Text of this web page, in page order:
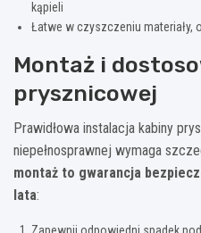
kąpieli
Łatwe w czyszczeniu materiały,
Montaż i
prysznicowej
Prawidłowa instalacja kabiny
niepełnosprawnej wymaga
montaż to gwarancja
lata: